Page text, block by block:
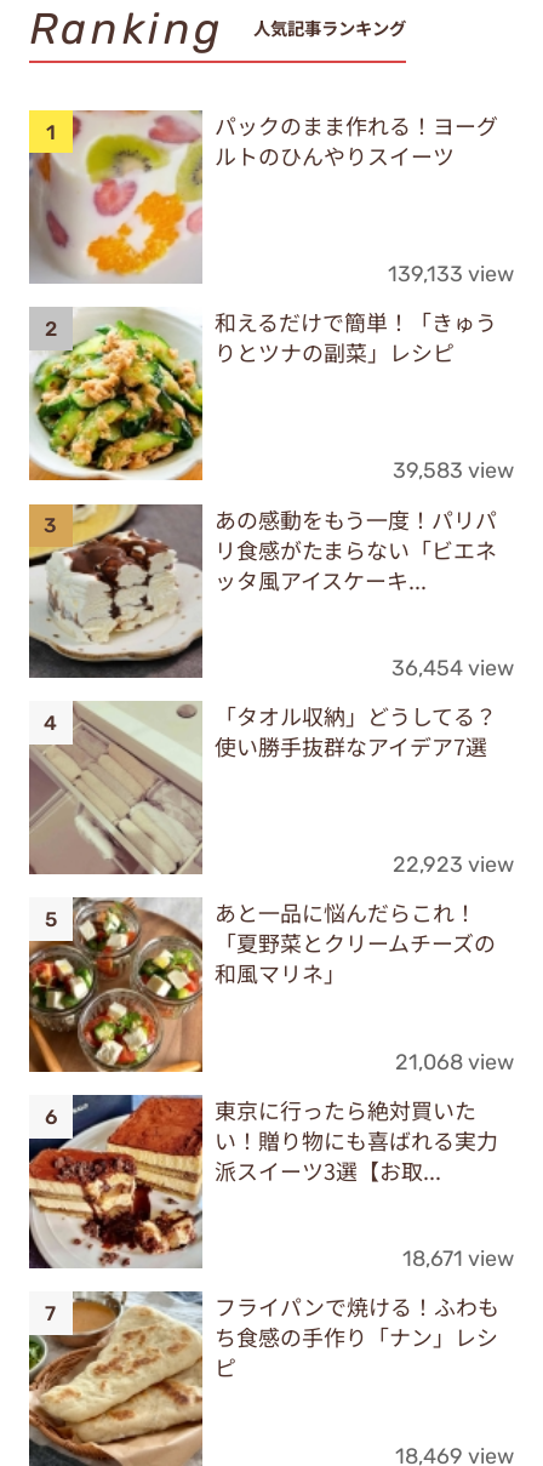
Ranking 人気記事ランキング
パックのまま作れる！ヨーグ
ルトのひんやりスイーツ
139,133 view
和えるだけで簡単！「きゅう
りとツナの副菜」レシピ
39,583 view
あの感動をもう一度！パリパ
リ食感がたまらない「ビエネ
ッタ風アイスケーキ...
36,454 view
「タオル収納」どうしてる？
使い勝手抜群なアイデア7選
22,923 view
あと一品に悩んだらこれ！
「夏野菜とクリームチーズの
和風マリネ」
21,068 view
東京に行ったら絶対買いた
い！贈り物にも喜ばれる実力
派スイーツ3選【お取...
18,671 view
フライパンで焼ける！ふわも
ち食感の手作り「ナン」レシ
ピ
18,469 view